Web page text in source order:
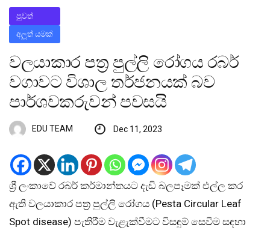
පුවත්
අලූත් යමක්
වලයාකාර පත‍්‍ර පුල්ලි රෝගය රබර්
වගාවට විශාල තර්ජනයක් බව
පාර්ශවකරුවන් පවසයි
EDU TEAM Dec 11, 2023
ශ්‍රී ලංකාවේ රබර් කර්මාන්තයට දැඩි බලපෑමක් එල්ල කර
ඇති වලයාකාර පත‍්‍ර පුල්ලි රෝගය (Pesta Circular Leaf
Spot disease) පැතිරීම වැළැක්වීමට විසඳුම් සෙවීම සඳහා